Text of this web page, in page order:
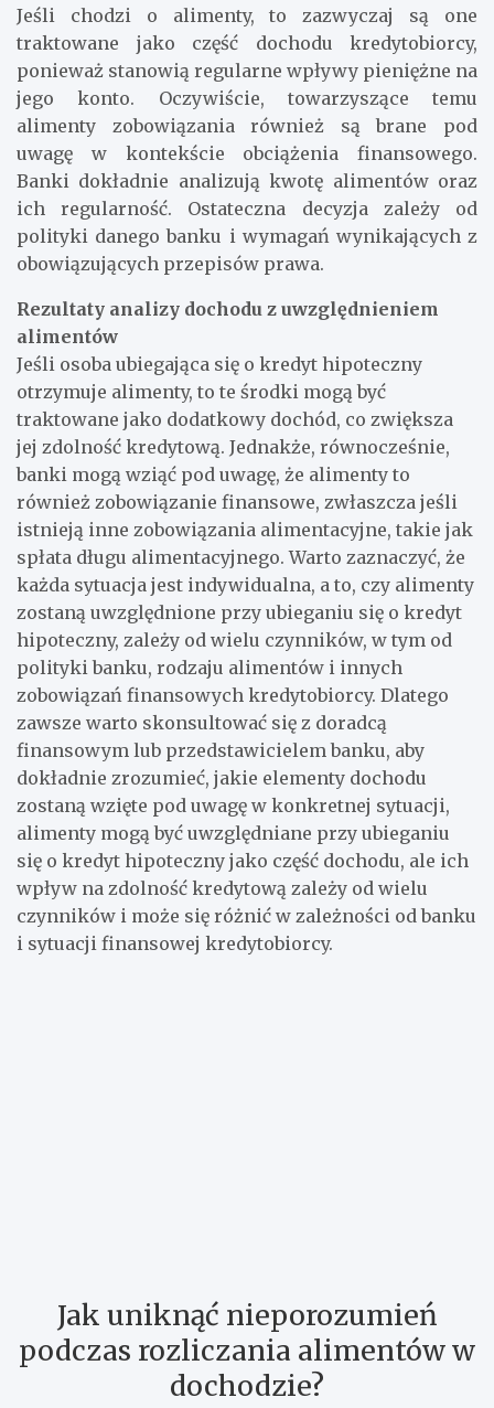
Jeśli chodzi o alimenty, to zazwyczaj są one
traktowane jako część dochodu kredytobiorcy,
ponieważ stanowią regularne wpływy pieniężne na
jego konto. Oczywiście, towarzyszące temu
alimenty zobowiązania również są brane pod
uwagę w kontekście obciążenia finansowego.
Banki dokładnie analizują kwotę alimentów oraz
ich regularność. Ostateczna decyzja zależy od
polityki danego banku i wymagań wynikających z
obowiązujących przepisów prawa.
Rezultaty analizy dochodu z uwzględnieniem
alimentów
Jeśli osoba ubiegająca się o kredyt hipoteczny
otrzymuje alimenty, to te środki mogą być
traktowane jako dodatkowy dochód, co zwiększa
jej zdolność kredytową. Jednakże, równocześnie,
banki mogą wziąć pod uwagę, że alimenty to
również zobowiązanie finansowe, zwłaszcza jeśli
istnieją inne zobowiązania alimentacyjne, takie jak
spłata długu alimentacyjnego. Warto zaznaczyć, że
każda sytuacja jest indywidualna, a to, czy alimenty
zostaną uwzględnione przy ubieganiu się o kredyt
hipoteczny, zależy od wielu czynników, w tym od
polityki banku, rodzaju alimentów i innych
zobowiązań finansowych kredytobiorcy. Dlatego
zawsze warto skonsultować się z doradcą
finansowym lub przedstawicielem banku, aby
dokładnie zrozumieć, jakie elementy dochodu
zostaną wzięte pod uwagę w konkretnej sytuacji,
alimenty mogą być uwzględniane przy ubieganiu
się o kredyt hipoteczny jako część dochodu, ale ich
wpływ na zdolność kredytową zależy od wielu
czynników i może się różnić w zależności od banku
i sytuacji finansowej kredytobiorcy.
Jak uniknąć nieporozumień
podczas rozliczania alimentów w
dochodzie?